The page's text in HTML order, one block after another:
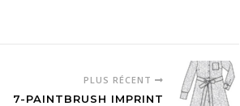
PLUS RÉCENT
7-PAINTBRUSH IMPRINT